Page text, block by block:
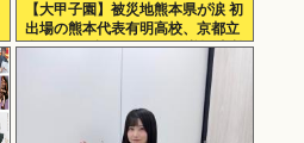
【大甲子園】被災地熊本県が涙 初
出場の熊本代表有明高校、京都立
命館に9回裏2アウトから逆転勝利